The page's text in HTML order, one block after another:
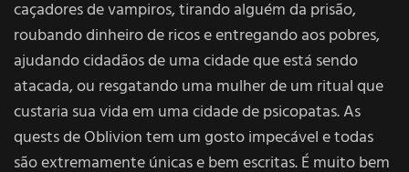
caçadores de vampiros, tirando alguém da prisão,
roubando dinheiro de ricos e entregando aos pobres,
ajudando cidadãos de uma cidade que está sendo
atacada, ou resgatando uma mulher de um ritual que
custaria sua vida em uma cidade de psicopatas. As
quests de Oblivion tem um gosto impecável e todas
são extremamente únicas e bem escritas. É muito bem